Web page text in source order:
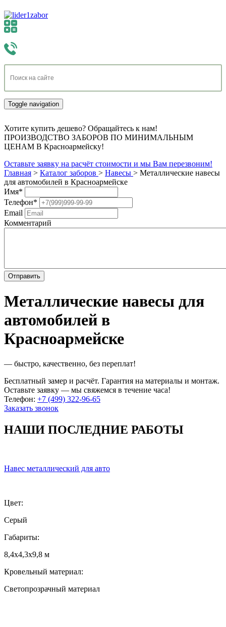
Toggle navigation
Хотите купить дешево? Обращайтесь к нам!
ПРОИЗВОДСТВО ЗАБОРОВ ПО МИНИМАЛЬНЫМ
ЦЕНАМ В Красноармейску!
Оставьте заявку на расчёт стоимости и мы Вам перезвоним!
Главная > Каталог заборов > Навесы > Металлические навесы
для автомобилей в Красноармейске
Имя*
Телефон*
Email
Комментарий
Металлические навесы для
автомобилей в
Красноармейске
— быстро, качественно, без переплат!
Бесплатный замер и расчёт. Гарантия на материалы и монтаж.
Оставьте заявку — мы свяжемся в течение часа!
Телефон: +7 (499) 322-96-65
Заказать звонок
НАШИ ПОСЛЕДНИЕ РАБОТЫ
Навес металлический для авто
Цвет:
Серый
Габариты:
8,4х4,3х9,8 м
Кровельный материал:
Светопрозрачный материал